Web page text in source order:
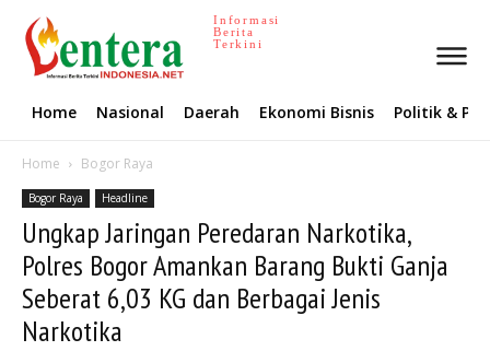
Informasi
Berita
Terkini
Home Nasional Daerah Ekonomi Bisnis Politik &
Home Bogor Raya
Bogor Raya Headline
Ungkap Jaringan Peredaran Narkotika,
Polres Bogor Amankan Barang Bukti Ganja
Seberat 6,03 KG dan Berbagai Jenis
Narkotika